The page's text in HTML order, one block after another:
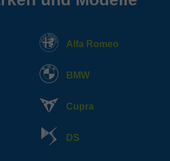
Alfa Romeo
BMW
Cupra
DS